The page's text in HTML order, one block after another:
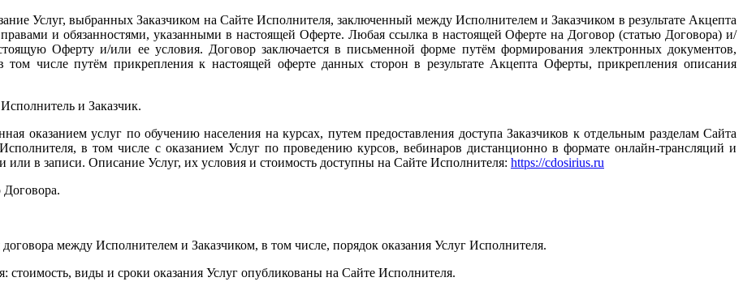
Услуг, выбранных Заказчиком на Сайте Исполнителя, заключенный между Исполнителем и Заказчиком в результате Акцепта
и обязанностями, указанными в настоящей Оферте. Любая ссылка в настоящей Оферте на Договор (статью Договора) и/
Оферту и/или ее условия. Договор заключается в письменной форме путём формирования электронных документов,
числе путём прикрепления к настоящей оферте данных сторон в результате Акцепта Оферты, прикрепления описания
и Заказчик.
оказанием услуг по обучению населения на курсах, путем предоставления доступа Заказчиков к отдельным разделам Сайта
в том числе с оказанием Услуг по проведению курсов, вебинаров дистанционно в формате онлайн-трансляций и
или в записи. Описание Услуг, их условия и стоимость доступны на Сайте Исполнителя: https://cdosirius.ru
Договора.
между Исполнителем и Заказчиком, в том числе, порядок оказания Услуг Исполнителя.
стоимость, виды и сроки оказания Услуг опубликованы на Сайте Исполнителя.